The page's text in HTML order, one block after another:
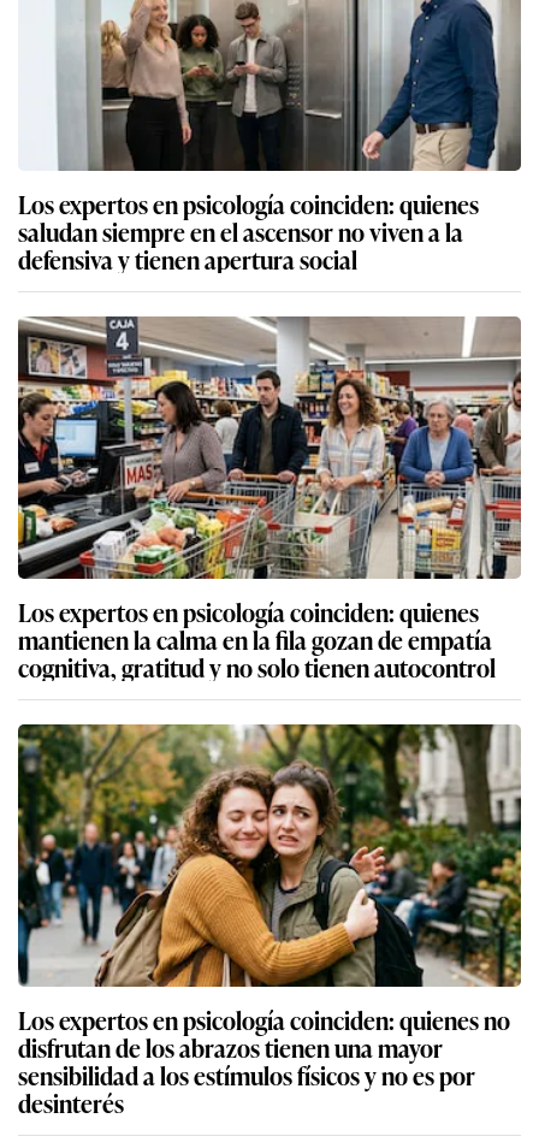
Los expertos en psicología coinciden: quienes
saludan siempre en el ascensor no viven a la
defensiva y tienen apertura social
Los expertos en psicología coinciden: quienes
mantienen la calma en la fila gozan de empatía
cognitiva, gratitud y no solo tienen autocontrol
Los expertos en psicología coinciden: quienes no
disfrutan de los abrazos tienen una mayor
sensibilidad a los estímulos físicos y no es por
desinterés